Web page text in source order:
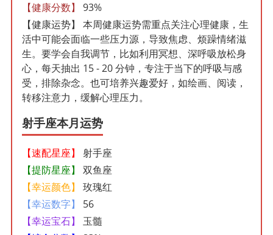
【健康分数】
93%
【健康运势】
本周健康运势需重点关注心理健康，生
活中可能会面临一些压力源，导致焦虑、烦躁情绪滋
生。要学会自我调节，比如利用冥想、深呼吸放松身
心，每天抽出 15 - 20 分钟，专注于当下的呼吸与感
受，排除杂念。也可培养兴趣爱好，如绘画、阅读，
转移注意力，缓解心理压力。
射手座本月运势
【速配星座】
射手座
【提防星座】
双鱼座
【幸运颜色】
玫瑰红
【幸运数字】
56
【幸运宝石】
玉髓